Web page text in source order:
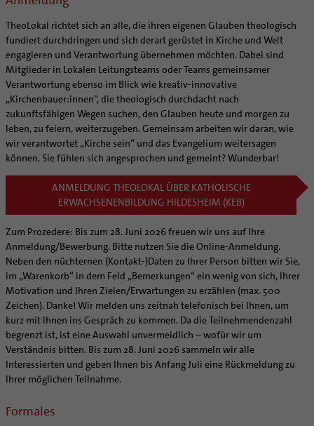
TheoLokal richtet sich an alle, die ihren eigenen Glauben theologisch
fundiert durchdringen und sich derart gerüstet in Kirche und Welt
engagieren und Verantwortung übernehmen möchten. Dabei sind
Mitglieder in Lokalen Leitungsteams oder Teams gemeinsamer
Verantwortung ebenso im Blick wie kreativ-innovative
„Kirchenbauer:innen“, die theologisch durchdacht nach
zukunftsfähigen Wegen suchen, den Glauben heute und morgen zu
leben, zu feiern, weiterzugeben. Gemeinsam arbeiten wir daran, wie
wir verantwortet „Kirche sein“ und das Evangelium weitersagen
können. Sie fühlen sich angesprochen und gemeint? Wunderbar!
ANMELDUNG THEOLOKAL ÜBER KATHOLISCHE
ERWACHSENENBILDUNG HILDESHEIM (KEB)
Zum Prozedere: Bis zum 28. Juni 2026 freuen wir uns auf Ihre
Anmeldung/Bewerbung. Bitte nutzen Sie die Online-Anmeldung.
Neben den nüchternen (Kontakt-)Daten zu Ihrer Person bitten wir Sie,
im „Warenkorb“ in dem Feld „Bemerkungen“ ein wenig von sich, Ihrer
Motivation und Ihren Zielen/Erwartungen zu erzählen (max. 500
Zeichen). Danke! Wir melden uns zeitnah telefonisch bei Ihnen, um
kurz mit Ihnen ins Gespräch zu kommen. Da die Teilnehmendenzahl
begrenzt ist, ist eine Auswahl unvermeidlich – wofür wir um
Verständnis bitten. Bis zum 28. Juni 2026 sammeln wir alle
Interessierten und geben Ihnen bis Anfang Juli eine Rückmeldung zu
Ihrer möglichen Teilnahme.
Formales